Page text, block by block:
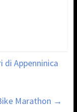
di Appenninica
Marathon →